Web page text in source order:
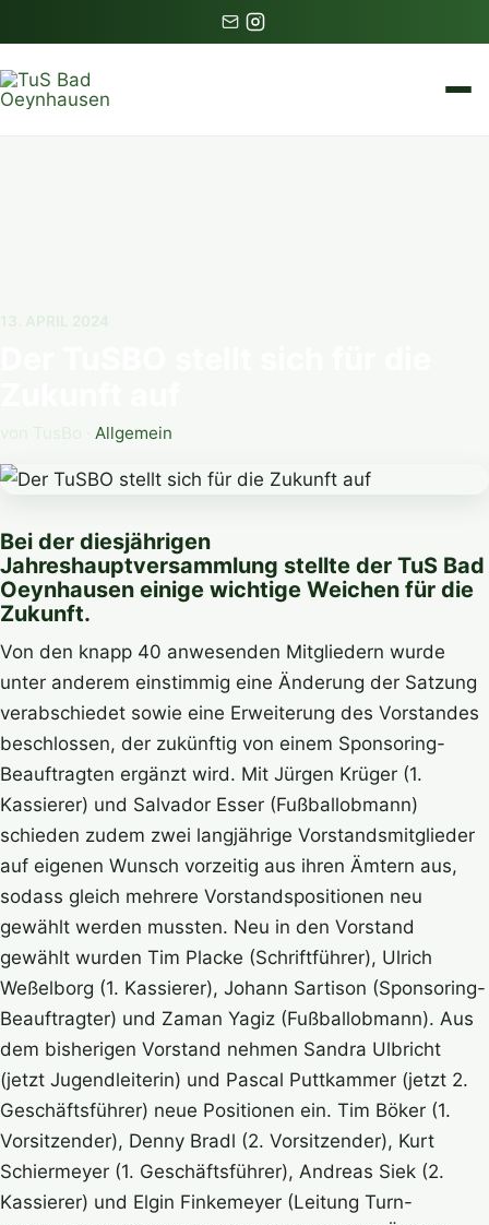
13. APRIL 2024
von TusBo · Allgemein
Bei der diesjährigen
Jahreshauptversammlung stellte der TuS Bad
Oeynhausen einige wichtige Weichen für die
Zukunft.
Von den knapp 40 anwesenden Mitgliedern wurde
unter anderem einstimmig eine Änderung der Satzung
verabschiedet sowie eine Erweiterung des Vorstandes
beschlossen, der zukünftig von einem Sponsoring-
Beauftragten ergänzt wird. Mit Jürgen Krüger (1.
Kassierer) und Salvador Esser (Fußballobmann)
schieden zudem zwei langjährige Vorstandsmitglieder
auf eigenen Wunsch vorzeitig aus ihren Ämtern aus,
sodass gleich mehrere Vorstandspositionen neu
gewählt werden mussten. Neu in den Vorstand
gewählt wurden Tim Placke (Schriftführer), Ulrich
Weßelborg (1. Kassierer), Johann Sartison (Sponsoring-
Beauftragter) und Zaman Yagiz (Fußballobmann). Aus
dem bisherigen Vorstand nehmen Sandra Ulbricht
(jetzt Jugendleiterin) und Pascal Puttkammer (jetzt 2.
Geschäftsführer) neue Positionen ein. Tim Böker (1.
Vorsitzender), Denny Bradl (2. Vorsitzender), Kurt
Schiermeyer (1. Geschäftsführer), Andreas Siek (2.
Kassierer) und Elgin Finkemeyer (Leitung Turn-